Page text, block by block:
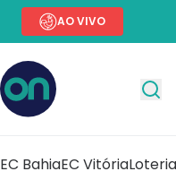
AO VIVO
EC BahiaEC Vitória